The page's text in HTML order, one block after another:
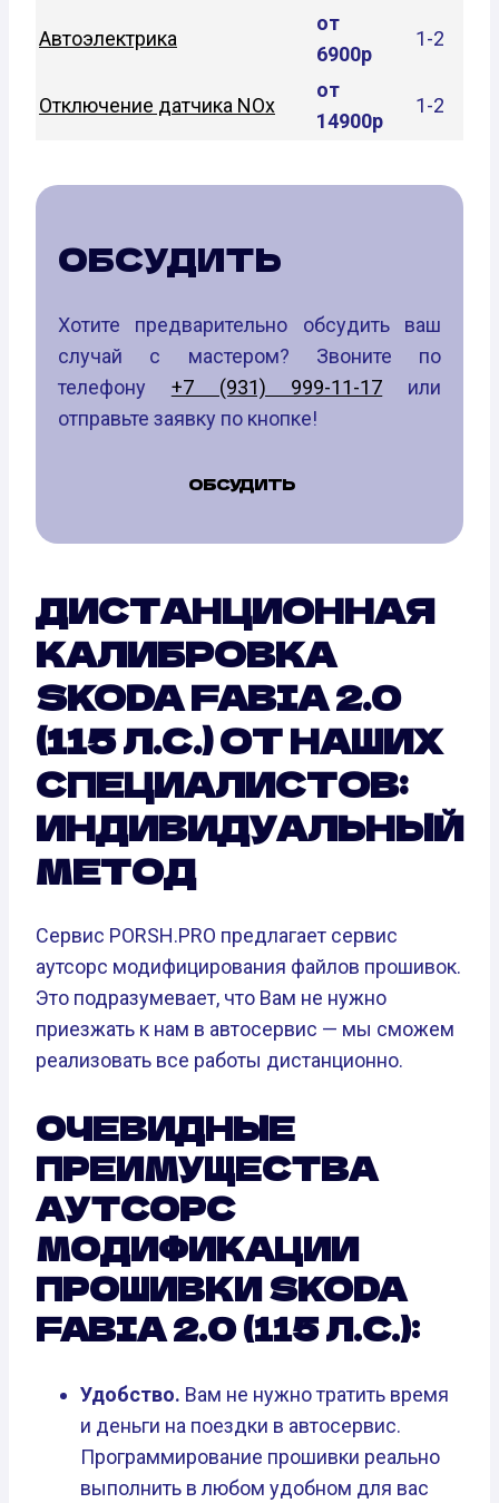
Автоэлектрика
от
6900р
1-2
Отключение датчика NOx
от
14900р
1-2
ОБСУДИТЬ
Хотите предварительно обсудить ваш
случай с мастером? Звоните по
телефону +7 (931) 999-11-17 или
отправьте заявку по кнопке!
ОБСУДИТЬ
ДИСТАНЦИОННАЯ
КАЛИБРОВКА
SKODA FABIA 2.0
(115 Л.С.) ОТ НАШИХ
СПЕЦИАЛИСТОВ:
ИНДИВИДУАЛЬНЫЙ
МЕТОД
Сервис PORSH.PRO предлагает сервис
аутсорс модифицирования файлов прошивок.
Это подразумевает, что Вам не нужно
приезжать к нам в автосервис — мы сможем
реализовать все работы дистанционно.
ОЧЕВИДНЫЕ
ПРЕИМУЩЕСТВА
АУТСОРС
МОДИФИКАЦИИ
ПРОШИВКИ SKODA
FABIA 2.0 (115 Л.С.):
Удобство. Вам не нужно тратить время
и деньги на поездки в автосервис.
Программирование прошивки реально
выполнить в любом удобном для вас